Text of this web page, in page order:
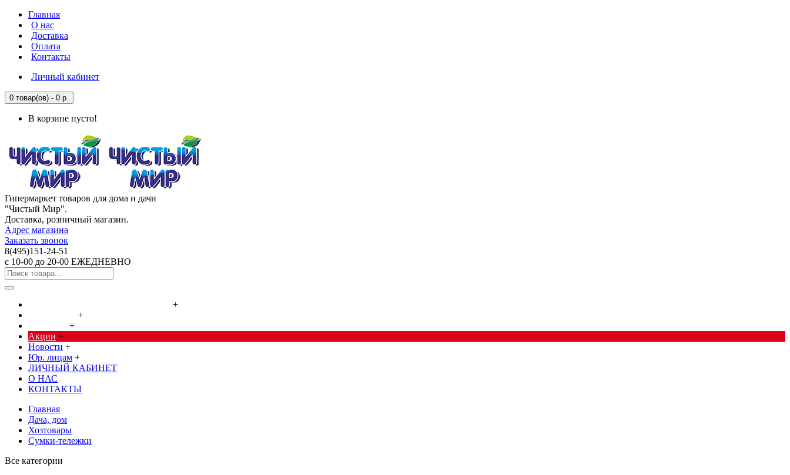
Главная
О нас
Доставка
Оплата
Контакты
Личный кабинет
0 товар(ов) - 0 р.
В корзине пусто!
Гипермаркет товаров для дома и дачи
"Чистый Мир".
Доставка, розничный магазин.
Адрес магазина
Заказать звонок
8(495)151-24-51
с 10-00 до 20-00 ЕЖЕДНЕВНО
+
+
+
Акции +
Новости +
Юр. лицам +
ЛИЧНЫЙ КАБИНЕТ
О НАС
КОНТАКТЫ
Главная
Дача, дом
Хозтовары
Сумки-тележки
Все категории